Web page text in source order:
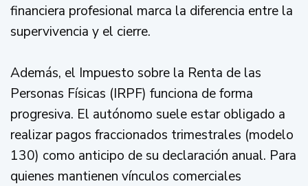
financiera profesional marca la diferencia entre la
supervivencia y el cierre.
Además, el Impuesto sobre la Renta de las
Personas Físicas (IRPF) funciona de forma
progresiva. El autónomo suele estar obligado a
realizar pagos fraccionados trimestrales (modelo
130) como anticipo de su declaración anual. Para
quienes mantienen vínculos comerciales